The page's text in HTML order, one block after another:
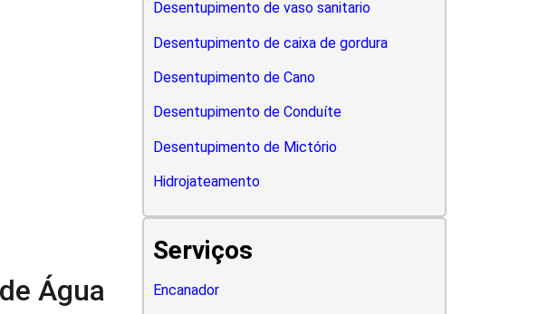
Água
Desentupimento de vaso sanitario
Desentupimento de caixa de gordura
Desentupimento de Cano
Desentupimento de Conduíte
Desentupimento de Mictório
Hidrojateamento
Serviços
Encanador